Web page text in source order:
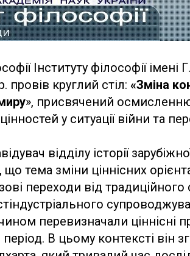
Інституту філософії
провів круглий стіл: «Зміна
», присвячений
у ситуації війни та
відділу історії
що тема зміни ціннісних
переходи від традиційного
перевизначали ціннісні
В цьому контексті він